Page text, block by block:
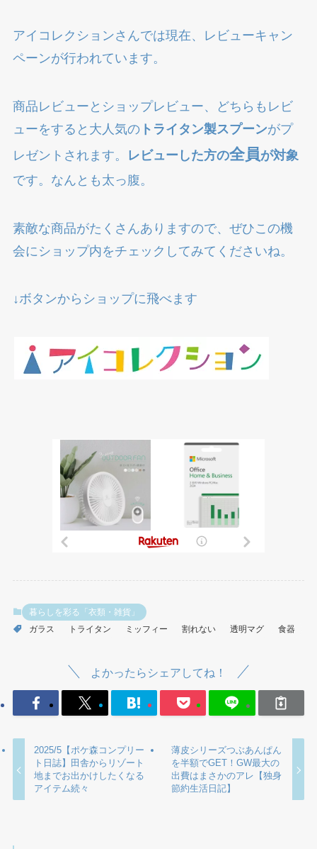
アイコレクションさんでは現在、レビューキャン
ペーンが行われています。
商品レビューとショップレビュー、どちらもレビ
ューをすると大人気のトライタン製スプーンがプ
レゼントされます。
レビューした方の全員が対象
です。なんとも太っ腹。
素敵な商品がたくさんありますので、ぜひこの機
会にショップ内をチェックしてみてくださいね。
↓ボタンからショップに飛べます
暮らしを彩る「衣類・雑貨」
ガラス
トライタン ミッフィー 割れない 透明マグ 食器
よかったらシェアしてね！
2025/5【ポケ森コンプリー
ト日誌】田舎からリゾート
地までお出かけしたくなる
アイテム続々
薄皮シリーズつぶあんぱん
を半額でGET！GW最大の
出費はまさかのアレ【独身
節約生活日記】